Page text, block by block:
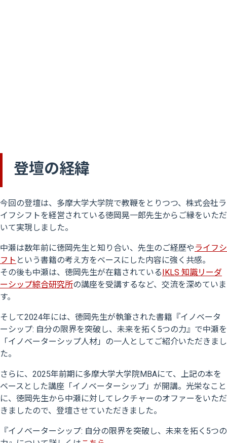
登壇の経緯
今回の登壇は、多摩大学大学院で教鞭をとりつつ、株式会社ラ
イフシフトを経営されている徳岡晃一郎先生からご縁をいただ
いて実現しました。
中瀬は数年前に徳岡先生と知り合い、先生のご経歴やライフシ
フト という書籍の考え方をベースにした内容に強く共感。
その後も中瀬は、徳岡先生が在籍されている IKLS 知識リーダ
ーシップ綜合研究所の講座を受講するなど、交流を深めていま
す。
そして2024年には、徳岡先生が執筆された書籍『イノベータ
ーシップ: 自分の限界を突破し、未来を拓く5つの力』で中瀬を
「イノベーターシップ人材」の一人としてご紹介いただきまし
た。
さらに、2025年前期に多摩大学大学院MBAにて、上記の本を
ベースとした講座「イノベーターシップ」が開講。光栄なこと
に、徳岡先生から中瀬に対してレクチャーのオファーをいただ
きましたので、登壇させていただきました。
『イノベーターシップ: 自分の限界を突破し、未来を拓く5つの